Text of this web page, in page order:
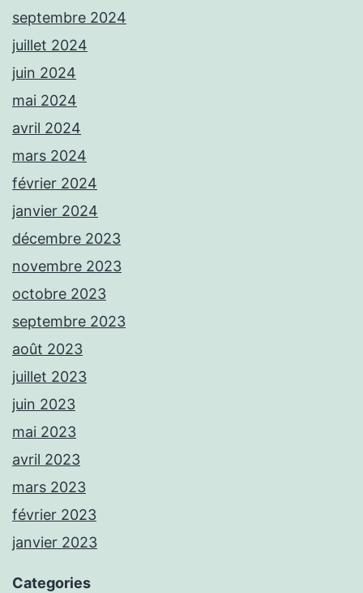
septembre 2024
juillet 2024
juin 2024
mai 2024
avril 2024
mars 2024
février 2024
janvier 2024
décembre 2023
novembre 2023
octobre 2023
septembre 2023
août 2023
juillet 2023
juin 2023
mai 2023
avril 2023
mars 2023
février 2023
janvier 2023
Categories